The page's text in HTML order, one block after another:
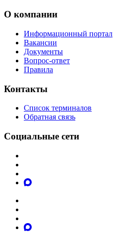
О компании
Информационный портал
Вакансии
Документы
Вопрос-ответ
Правила
Контакты
Список терминалов
Обратная связь
Социальные сети